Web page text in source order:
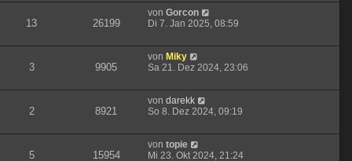
13 26199
von Gorcon
Di 7. Jan 2025, 08:59
3 9905
von Miky
Sa 21. Dez 2024, 23:06
2 8921
von darekk
So 8. Dez 2024, 09:19
5 15954
von topie
Mi 23. Okt 2024, 21:24